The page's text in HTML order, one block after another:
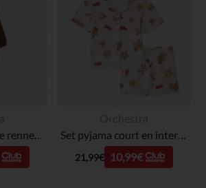
Surpyjama ludique renne de Noël en sherpa garçon Set pyjama court en interlock imprimé Noël fille
21,99€ 10,99€